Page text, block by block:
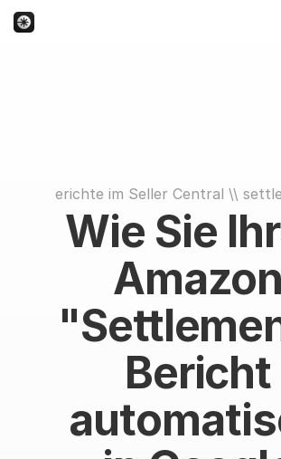
der Berichte im Seller Central \\
Wie Sie
Amazon
Bericht